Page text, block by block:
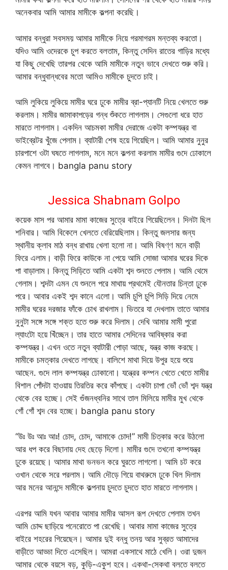
অনেকবার আমি আমার মামীকে কল্পনা করেছি।
আমার বন্ধুরা সবসময় আমার মামীকে নিয়ে গরমাগরম মন্তব্য করতো।
যদিও আমি ওদেরকে চুপ করতে বলতাম, কিন্তু সেদিন রাতের গাড়ির মধ্যে
যা কিছু দেখেছি তারপর থেকে আমি মামীকে নতুন ভাবে দেখতে শুরু করি।
আমার বন্ধুবান্ধবের মতো আমিও মামীকে চুদতে চাই।
আমি লুকিয়ে লুকিয়ে মামীর ঘরে ঢুকে মামীর ব্রা-প্যানটি নিয়ে খেলতে শুরু
করলাম। মামীর জামাকাপড়ের গন্ধ শুঁকতে লাগলাম। সেগুলো ধরে হাত
মারতে লাগলাম। একদিন আচমকা মামীর দেরাজে একটা কম্পযন্ত্র বা
ভাইব্রেটর খুঁজে পেলাম। ব্যাটারী শেষ হয়ে গিয়েছিল। আমি আমার নুনুর
চারপাশে ওটা ঘষতে লাগলাম, মনে মনে কল্পনা করলাম মামীর গুদে ঢোকালে
কেমন লাগবে। bangla panu story
Jessica Shabnam Golpo
কয়েক মাস পর আমার মামা কাজের সুত্রে বাইরে গিয়েছিলেন। দিনটা ছিল
শনিবার। আমি বিকেলে খেলতে বেরিয়েছিলাম। কিন্তু জলসার জন্য
স্থানীয় ক্লাব মাঠ বন্ধ রাখায় খেলা হলো না। আমি বিষণ্ণ মনে বাড়ী
ফিরে এলাম। বাড়ী ফিরে কাউকে না পেয়ে আমি সোজা আমার ঘরের দিকে
পা বাড়ালাম। কিন্তু সিড়িতে আমি একটা শব্দ শুনতে পেলাম। আমি থেমে
গেলাম। শব্দটা এমন যে শুনলে পরে মাথায় প্রথমেই যৌনতার চিন্তা ঢুকে
পরে। আবার একই শব্দ কানে এলো। আমি চুপি চুপি সিড়ি দিয়ে নেমে
মামীর ঘরের দরজার ফাঁকে চোখ রাখলাম। ভিতরে যা দেখলাম তাতে আমার
নুনুটা সঙ্গে সঙ্গে শক্ত হতে শুরু করে দিলাম। দেখি আমার মামী পুরো
ল্যাংটো হয়ে খিঁচ্ছেন। তার হাতে আমার সেদিনের আবিষ্কার করা
কম্পযন্ত্র। এখন ওতে নতুন ব্যাটারী পোড়া আছে, যন্ত্র কাজ করছে।
মামীকে চমত্কার দেখতে লাগছে। বালিশে মাথা দিয়ে উপুর হয়ে শুয়ে
আছেন. গুদে লাল কম্পযন্ত্র ঢোকানো। যন্ত্রের কম্পন খেতে খেতে মামীর
বিশাল পোঁদটা হাওয়ায় তিরতির করে কাঁপছে। একটা চাপা ভোঁ ভোঁ শব্দ যন্ত্র
থেকে বের হচ্ছে। সেই গুঁজনধ্বনির সাথে তাল মিলিয়ে মামীর মুখ থেকে
গোঁ গোঁ শব্দ বের হচ্ছে। bangla panu story
“উঃ উঃ আঃ আঃ! চোদ, চোদ, আমাকে চোদ!” মামী চিত্কার করে উঠলো
আর ধপ করে বিছানায় দেহ ছেড়ে দিলো। মামীর গুদে তখনো কম্পযন্ত্র
ঢুকে রয়েছে। আমার মাথা ভনভন করে ঘুরতে লাগলো। আমি চট করে
ওখান থেকে সরে পরলাম। আমি দৌড়ে গিয়ে বাথরুমে ঢুকে খিল দিলাম
আর মনের আনন্দে মামীকে কল্পনায় চুদতে চুদতে হাত মারতে লাগলাম।
এরপর আমি যখন আবার আমার মামীর আসল রূপ দেখতে পেলাম তখন
আমি চোদ্দ ছাড়িয়ে পনেরোতে পা রেখেছি। আবার মামা কাজের সুত্রে
বাইরে শহরের গিয়েছেন। আমার দুই বন্ধু তনয় আর সুব্রত আমাদের
বাড়ীতে আড্ডা দিতে এসেছিল। আমরা একসাথে মাঠে খেলি। ওরা দুজন
আমার থেকে বয়সে বড়, কুড়ি-একুশ হবে। একথা-সেকথা বলতে বলতে